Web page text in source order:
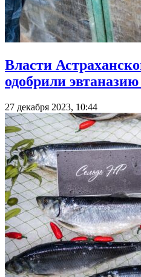
Власти
одобрили
27 декабря 2023, 10:44